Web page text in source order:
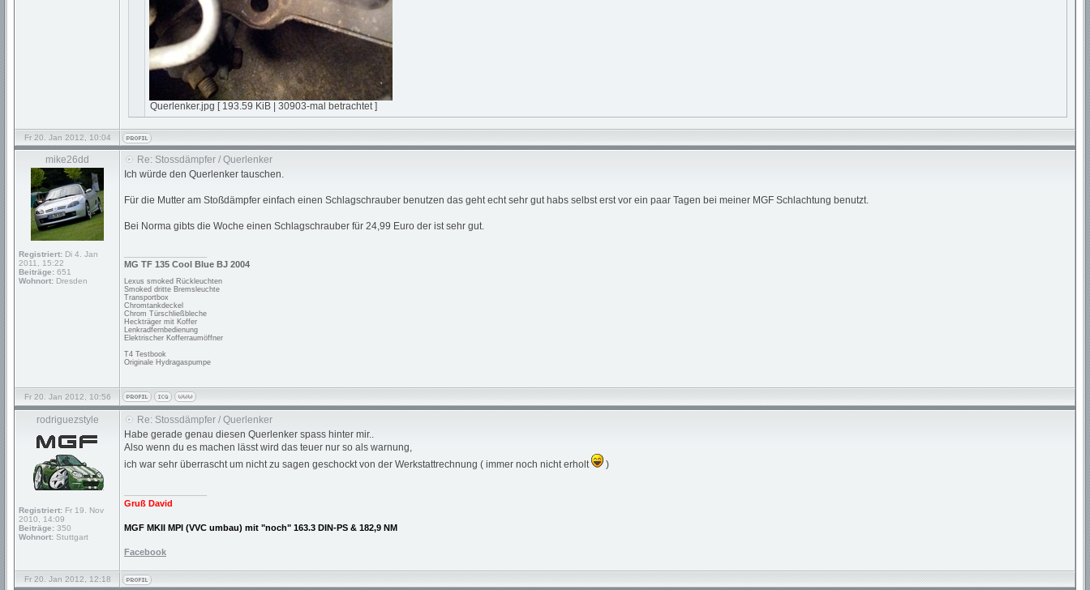
Querlenker.jpg [ 193.59 KiB | 30903-mal betrachtet ]
Fr 20. Jan 2012, 10:04
mike26dd
Registriert: Di 4. Jan
2011, 15:22
Beiträge: 651
Wohnort: Dresden
Re: Stossdämpfer / Querlenker
Ich würde den Querlenker tauschen.
Für die Mutter am Stoßdämpfer einfach einen Schlagschrauber benutzen das geht echt sehr gut habs selbst erst vor ein paar Tagen bei meiner MGF Schlachtung benutzt.
Bei Norma gibts die Woche einen Schlagschrauber für 24,99 Euro der ist sehr gut.
MG TF 135 Cool Blue BJ 2004
Lexus smoked Rückleuchten
Smoked dritte Bremsleuchte
Transportbox
Chromtankdeckel
Chrom Türschließbleche
Heckträger mit Koffer
Lenkradfernbedienung
Elektrischer Kofferraumöffner
T4 Testbook
Originale Hydragaspumpe
Fr 20. Jan 2012, 10:56
rodriguezstyle
Registriert: Fr 19. Nov
2010, 14:09
Beiträge: 350
Wohnort: Stuttgart
Re: Stossdämpfer / Querlenker
Habe gerade genau diesen Querlenker spass hinter mir..
Also wenn du es machen lässt wird das teuer nur so als warnung,
ich war sehr überrascht um nicht zu sagen geschockt von der Werkstattrechnung ( immer noch nicht erholt
)
Gruß David
MGF MKII MPI (VVC umbau) mit "noch" 163.3 DIN-PS & 182,9 NM
Facebook
Fr 20. Jan 2012, 12:18